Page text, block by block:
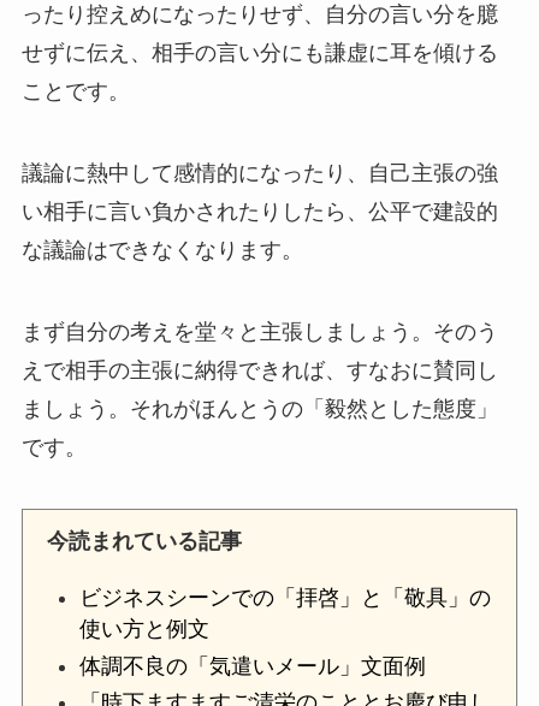
ったり控えめになったりせず、自分の言い分を臆
せずに伝え、相手の言い分にも謙虚に耳を傾ける
ことです。
議論に熱中して感情的になったり、自己主張の強
い相手に言い負かされたりしたら、公平で建設的
な議論はできなくなります。
まず自分の考えを堂々と主張しましょう。そのう
えで相手の主張に納得できれば、すなおに賛同し
ましょう。それがほんとうの「毅然とした態度」
です。
今読まれている記事
ビジネスシーンでの「拝啓」と「敬具」の
使い方と例文
体調不良の「気遣いメール」文面例